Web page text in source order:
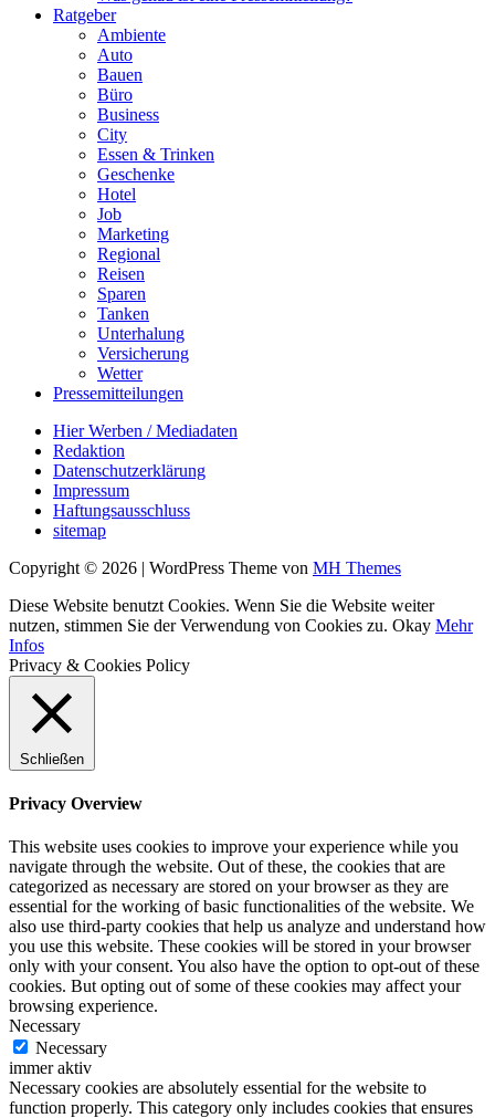
Ratgeber
Ambiente
Auto
Bauen
Büro
Business
City
Essen & Trinken
Geschenke
Hotel
Job
Marketing
Regional
Reisen
Sparen
Tanken
Unterhalung
Versicherung
Wetter
Pressemitteilungen
Hier Werben / Mediadaten
Redaktion
Datenschutzerklärung
Impressum
Haftungsausschluss
sitemap
Copyright © 2026 | WordPress Theme von MH Themes
Diese Website benutzt Cookies. Wenn Sie die Website weiter
nutzen, stimmen Sie der Verwendung von Cookies zu. Okay Mehr
Infos
Privacy & Cookies Policy
Schließen
Privacy Overview
This website uses cookies to improve your experience while you
navigate through the website. Out of these, the cookies that are
categorized as necessary are stored on your browser as they are
essential for the working of basic functionalities of the website. We
also use third-party cookies that help us analyze and understand how
you use this website. These cookies will be stored in your browser
only with your consent. You also have the option to opt-out of these
cookies. But opting out of some of these cookies may affect your
browsing experience.
Necessary
Necessary
immer aktiv
Necessary cookies are absolutely essential for the website to
function properly. This category only includes cookies that ensures